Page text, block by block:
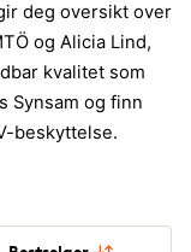
deg oversikt over
og Alicia Lind,
kvalitet som
Synsam og finn
beskyttelse.